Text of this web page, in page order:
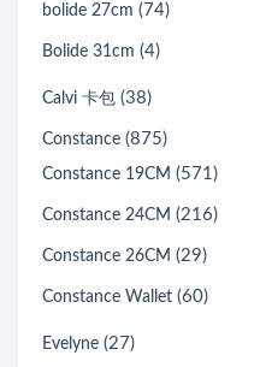
bolide 27cm (74)
Bolide 31cm (4)
Calvi 卡包 (38)
Constance (875)
Constance 19CM (571)
Constance 24CM (216)
Constance 26CM (29)
Constance Wallet (60)
Evelyne (27)